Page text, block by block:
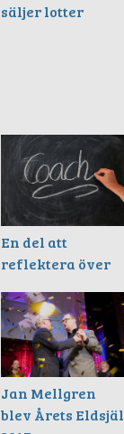
säljer lotter
En del att
reflektera över
Jan Mellgren
blev Årets Eldsjäl